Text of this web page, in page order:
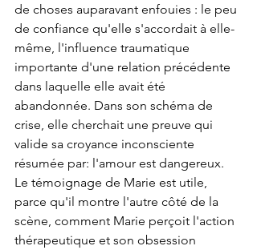
de choses auparavant enfouies : le peu
de confiance qu'elle s'accordait à elle-
même, l'influence traumatique
importante d'une relation précédente
dans laquelle elle avait été
abandonnée. Dans son schéma de
crise, elle cherchait une preuve qui
valide sa croyance inconsciente
résumée par: l'amour est dangereux.
Le témoignage de Marie est utile,
parce qu'il montre l'autre côté de la
scène, comment Marie perçoit l'action
thérapeutique et son obsession